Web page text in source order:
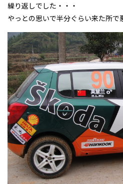
繰り返しでした・・・
やっとの思いで半分ぐらい来た所で